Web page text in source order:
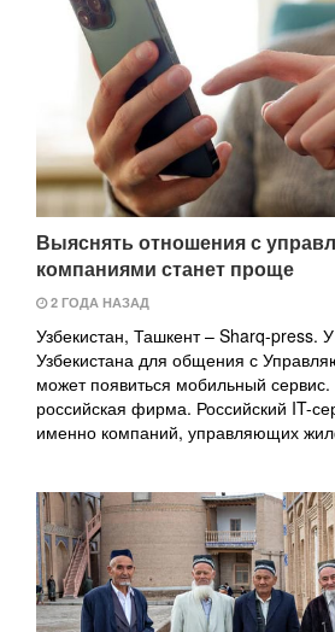
Выяснять отношения с
компаниями станет проще
2 ГОДА НАЗАД
Узбекистан, Ташкент – Sharq-press.
Узбекистана для общения с
может появиться мобильный сервис.
российская фирма. Российский IT-
именно компаний, управляющих